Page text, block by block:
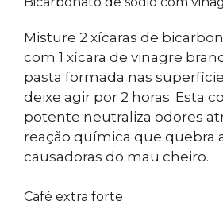
Misture 2 xícaras de
com 1 xícara de vinagre
pasta formada nas
deixe agir por 2 horas. Esta
potente neutraliza odores
reação química que quebra
causadoras do mau cheiro.
Café extra forte